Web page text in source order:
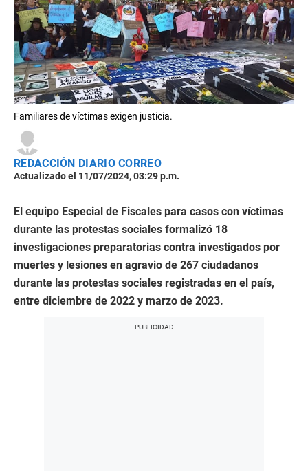
Familiares de víctimas exigen justicia.
REDACCIÓN DIARIO CORREO
Actualizado el 11/07/2024, 03:29 p.m.
El equipo Especial de Fiscales para casos con víctimas
durante las protestas sociales formalizó 18
investigaciones preparatorias contra investigados por
muertes y lesiones en agravio de 267 ciudadanos
durante las protestas sociales registradas en el país,
entre diciembre de 2022 y marzo de 2023.